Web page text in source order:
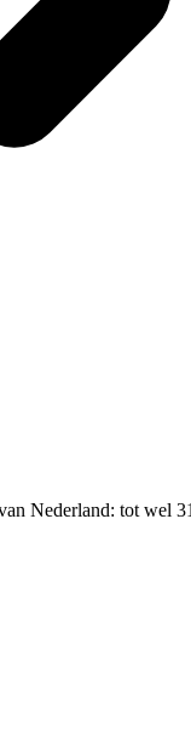
Nederland: tot wel